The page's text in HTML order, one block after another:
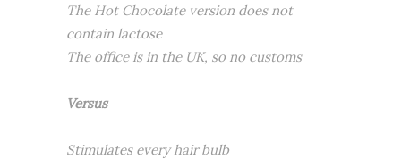
The Hot Chocolate version does not
contain lactose
The office is in the UK, so no customs
Versus
Stimulates every hair bulb